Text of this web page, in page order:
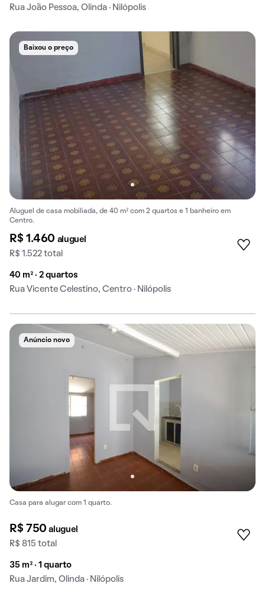
Rua João Pessoa, Olinda · Nilópolis
Baixou o preço
Aluguel de casa mobiliada, de 40 m² com 2 quartos e 1 banheiro em
Centro.
R$ 1.460 aluguel
R$ 1.522 total
40 m² · 2 quartos
Rua Vicente Celestino, Centro · Nilópolis
Anúncio novo
Casa para alugar com 1 quarto.
R$ 750aluguel
R$ 815 total
35 m² · 1 quarto
Rua Jardim, Olinda · Nilópolis